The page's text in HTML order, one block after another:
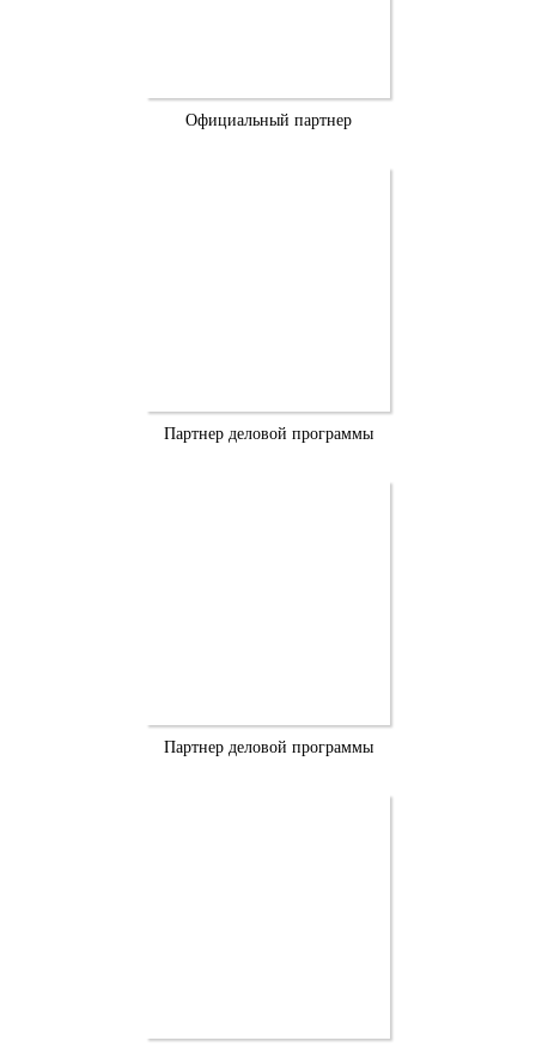
Официальный партнер
Партнер деловой программы
Партнер деловой программы